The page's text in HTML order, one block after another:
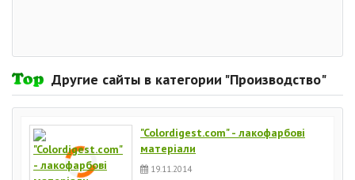
Другие сайты в категории "Производство"
"Colordigest.com" - лакофарбові
матеріали
19.11.2014